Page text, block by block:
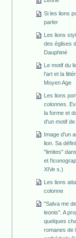
Si les lions
parler
Les lions
des églises
Dauphiné
Le motif du
l'art et la
Moyen Age
Les lions
colonnes.
la forme et
d'un motif
Image d'un
lion. Sa
"limites"
et
XIVe s.)
Les lions
colonne
"Salva me
leonis". A
quelques
romanes de